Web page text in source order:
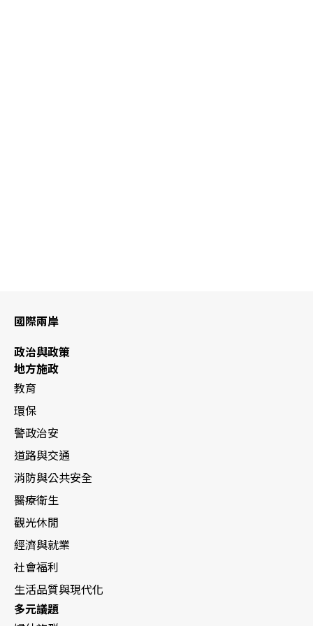
國際兩岸
政治與政策
地方施政
教育
環保
警政治安
道路與交通
消防與公共安全
醫療衛生
觀光休閒
經濟與就業
社會福利
生活品質與現代化
多元議題